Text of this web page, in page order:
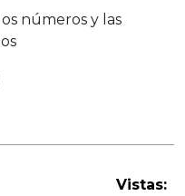
números y las
Vistas: